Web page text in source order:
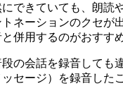
できていても、朗読
ネーションのクセが
併用するのがおすす
の会話を録音しても
セージ）を録音した